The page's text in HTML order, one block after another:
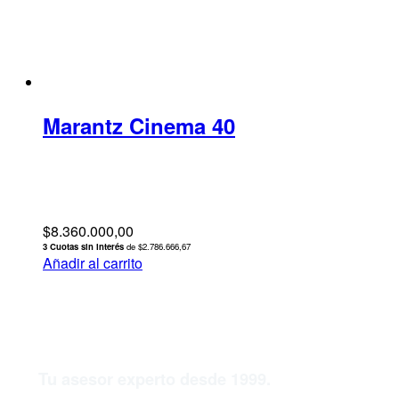
Marantz Cinema 40
$8.360.000,00
3 Cuotas sin interés de $2.786.666,67
Añadir al carrito